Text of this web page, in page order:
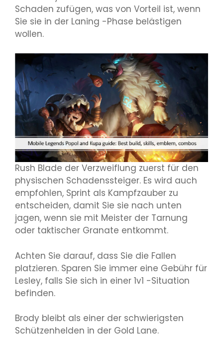
Schaden zufügen, was von Vorteil ist, wenn
Sie sie in der Laning -Phase belästigen
wollen.
Rush Blade der Verzweiflung zuerst für den
physischen Schadenssteiger. Es wird auch
empfohlen, Sprint als Kampfzauber zu
entscheiden, damit Sie sie nach unten
jagen, wenn sie mit Meister der Tarnung
oder taktischer Granate entkommt.
Achten Sie darauf, dass Sie die Fallen
platzieren. Sparen Sie immer eine Gebühr für
Lesley, falls Sie sich in einer 1v1 -Situation
befinden.
Brody bleibt als einer der schwierigsten
Schützenhelden in der Gold Lane.